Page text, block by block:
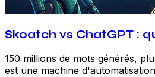
Skoatch vs ChatGPT :
150 millions de mots générés,
est une machine